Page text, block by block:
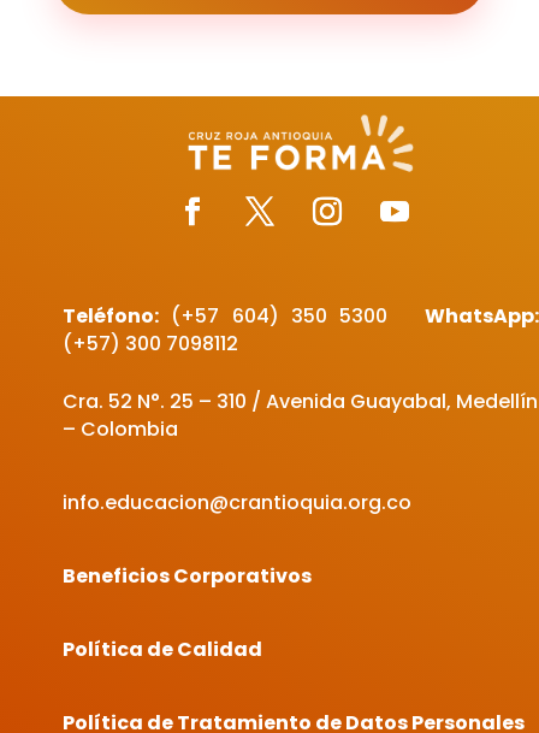
Teléfono: (+57 604) 350 5300
WhatsApp:
(+57) 300 7098112
Cra. 52 N°. 25 – 310 / Avenida Guayabal, Medellín
– Colombia
info.educacion@crantioquia.org.co
Beneficios Corporativos
Política de Calidad
Política de Tratamiento de Datos Personales